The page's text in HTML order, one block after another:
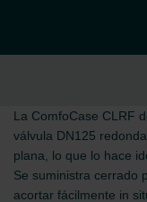
La ComfoCase CLRF
válvula DN125
plana, lo que lo hace
Se suministra cerrado
acortar fácilmente in